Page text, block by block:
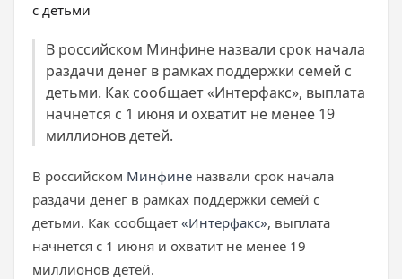
В российском Минфине назвали срок начала
раздачи денег в рамках поддержки семей с
детьми. Как сообщает «Интерфакс», выплата
начнется с 1 июня и охватит не менее 19
миллионов детей.
В российском Минфине назвали срок начала
раздачи денег в рамках поддержки семей с
детьми. Как сообщает «Интерфакс», выплата
начнется с 1 июня и охватит не менее 19
миллионов детей.